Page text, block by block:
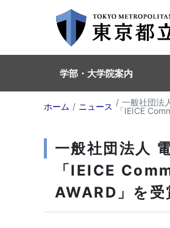
学部・大学院案内
ホーム ニュース
一般社団法
「IEICE
一般社団法人
「IEICE
AWARD」を受